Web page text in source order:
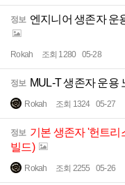
정보 엔지니어 생존자 운
Rokah 조회 1280 05-28
정보 MUL-T 생존자 운용
Rokah 조회 1324 05-27
정보 기본 생존자 '헌트리
빌드)
Rokah 조회 2255 05-26